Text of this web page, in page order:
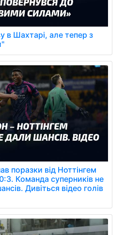
в Шахтарі, але тепер з
поразки від Ноттінгем
Команда суперників не
Дивіться відео голів